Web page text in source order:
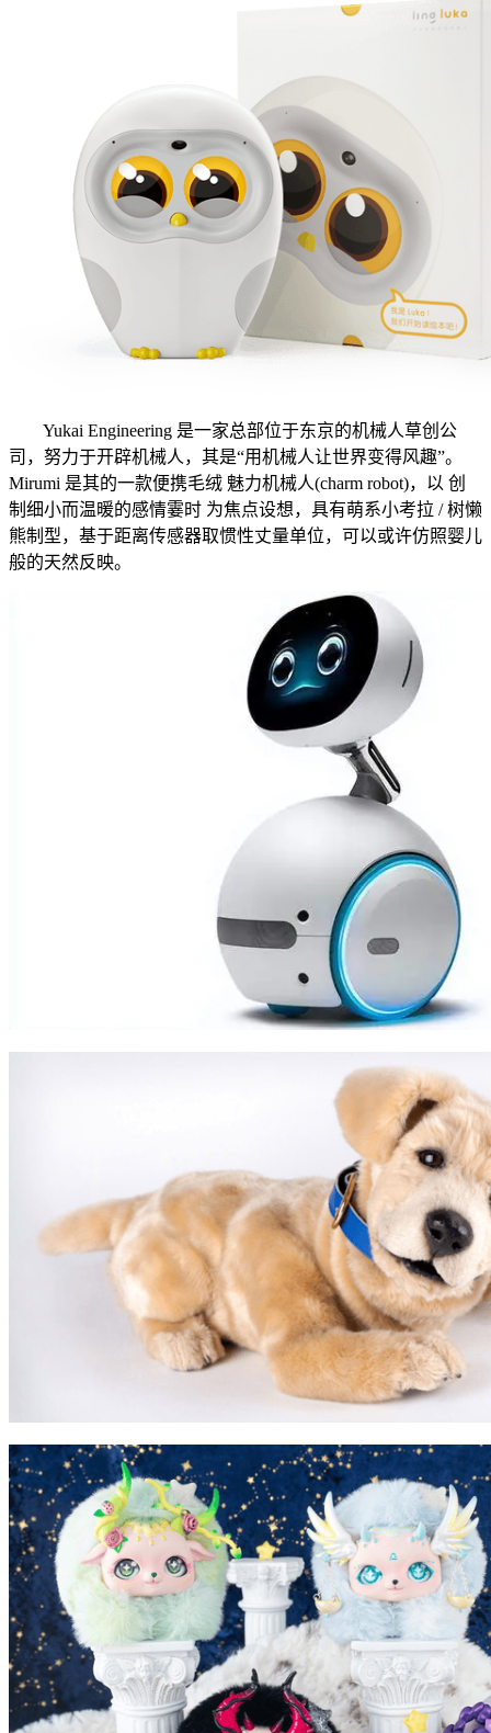
Yukai Engineering 是一家总部位于东京的机械人草创公
司，努力于开辟机械人，其是“用机械人让世界变得风趣”。
Mirumi 是其的一款便携毛绒 魅力机械人(charm robot)，以 创
制细小而温暖的感情霎时 为焦点设想，具有萌系小考拉 / 树懒
熊制型，基于距离传感器取惯性丈量单位，可以或许仿照婴儿
般的天然反映。